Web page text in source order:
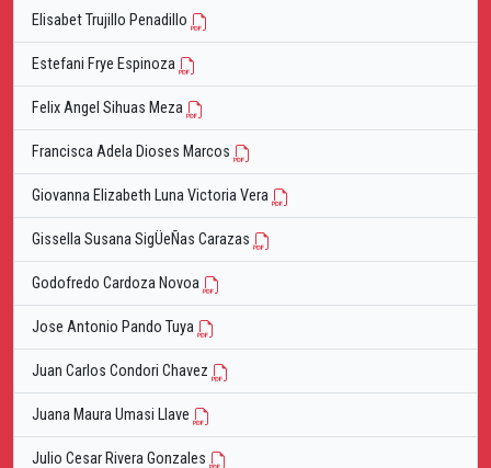
Elisabet Trujillo Penadillo
Estefani Frye Espinoza
Felix Angel Sihuas Meza
Francisca Adela Dioses Marcos
Giovanna Elizabeth Luna Victoria Vera
Gissella Susana SigÜeÑas Carazas
Godofredo Cardoza Novoa
Jose Antonio Pando Tuya
Juan Carlos Condori Chavez
Juana Maura Umasi Llave
Julio Cesar Rivera Gonzales